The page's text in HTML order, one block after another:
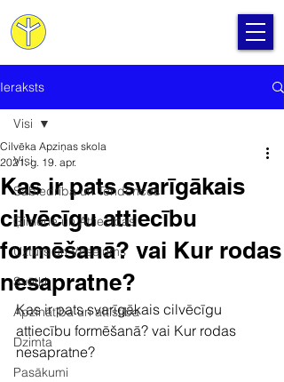
Ieraksts
Visi
Sabiedrība un Tendences
Ģimene un Attiecības
Uzturs un Veselums
Svētki
Apzinātība un attīstība
Dzimta
Pasākumi
Visi
Kas ir pats svarīgākais
cilvēcīgu attiecību
formēšanā? vai Kur rodas
nesapratne?
Cilvēka Apziņas skola
2021. g. 19. apr.
Kas ir pats svarīgākais cilvēcīgu
attiecību formēšanā? vai Kur rodas
nesapratne?